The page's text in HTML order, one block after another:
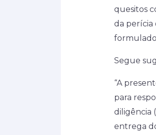
quesitos
da perícia
Segue
“A
para
diligência
entrega